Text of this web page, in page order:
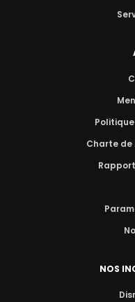
Charte de
NOS